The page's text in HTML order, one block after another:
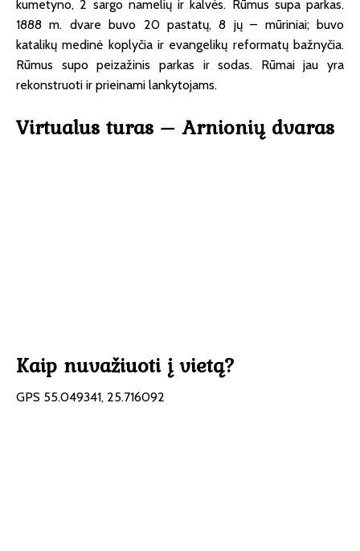
kumetyno, 2 sargo namelių ir kalvės. Rūmus supa parkas.
1888 m. dvare buvo 20 pastatų, 8 jų – mūriniai; buvo
katalikų medinė koplyčia ir evangelikų reformatų bažnyčia.
Rūmus supo peizažinis parkas ir sodas. Rūmai jau yra
rekonstruoti ir prieinami lankytojams.
Virtualus turas – Arnionių dvaras
Kaip nuvažiuoti į vietą?
GPS 55.049341, 25.716092